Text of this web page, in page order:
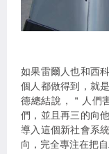
如果雷爾人也和西
個人都做得到，就
德總結說，＂人們
們，並且再三的向
導入這個新社會系
向，完全專注在把